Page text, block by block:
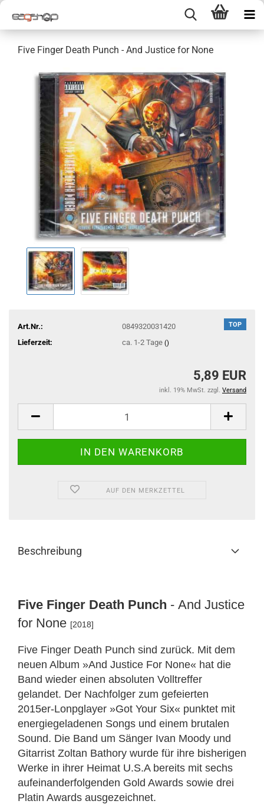
Five Finger Death Punch - And Justice for None
TOP
Art.Nr.:
0849320031420
Lieferzeit:
ca. 1-2 Tage ()
5,89 EUR
inkl. 19% MwSt. zzgl. Versand
AUF DEN MERKZETTEL
Beschreibung
Five Finger Death Punch - And Justice
for None [2018]
Five Finger Death Punch sind zurück. Mit dem
neuen Album »And Justice For None« hat die
Band wieder einen absoluten Volltreffer
gelandet. Der Nachfolger zum gefeierten
2015er-Lonpglayer »Got Your Six« punktet mit
energiegeladenen Songs und einem brutalen
Sound. Die Band um Sänger Ivan Moody und
Gitarrist Zoltan Bathory wurde für ihre bisherigen
Werke in ihrer Heimat U.S.A bereits mit sechs
aufeinanderfolgenden Gold Awards sowie drei
Platin Awards ausgezeichnet.